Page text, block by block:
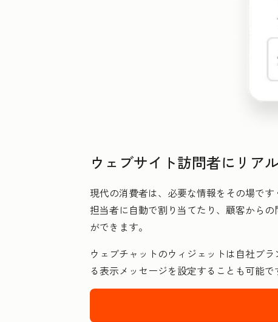
ウェブサイト訪問者にリア
現代の消費者は、必要な情報をその場で
担当者に自動で割り当てたり、顧客から
ができます。
ウェブチャットのウィジェットは自社ブ
る表示メッセージを設定することも可能で